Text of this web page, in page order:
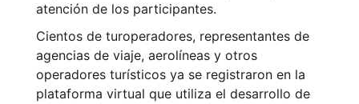
atención de los participantes.
Cientos de turoperadores, representantes de
agencias de viaje, aerolíneas y otros
operadores turísticos ya se registraron en la
plataforma virtual que utiliza el desarrollo de